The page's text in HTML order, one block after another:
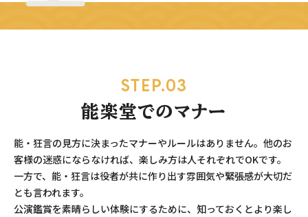
STEP.03
能楽堂でのマナー
能・狂言の見方に決まったマナーやルールはありません。他のお
客様の迷惑にならなければ、楽しみ方は人それぞれでOKです。
一方で、能・狂言は役者が共に作り出す雰囲気や緊張感が大切だ
とも言われます。
公演鑑賞を素晴らしい体験にするために、知っておくとより楽し